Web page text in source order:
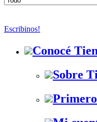
Escribinos!
Conocé
Sobre